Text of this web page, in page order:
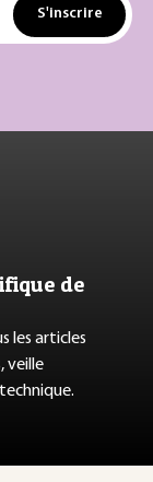
S'inscrire
de
les articles
veille